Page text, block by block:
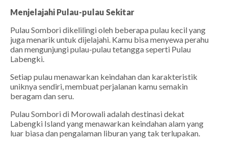
Menjelajahi Pulau-pulau Sekitar
Pulau Sombori dikelilingi oleh beberapa pulau kecil yang
juga menarik untuk dijelajahi. Kamu bisa menyewa perahu
dan mengunjungi pulau-pulau tetangga seperti Pulau
Labengki.
Setiap pulau menawarkan keindahan dan karakteristik
uniknya sendiri, membuat perjalanan kamu semakin
beragam dan seru.
Pulau Sombori di Morowali adalah destinasi dekat
Labengki Island yang menawarkan keindahan alam yang
luar biasa dan pengalaman liburan yang tak terlupakan.